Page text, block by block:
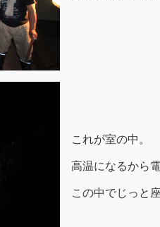
これが室の中。
高温になるから
この中でじっと